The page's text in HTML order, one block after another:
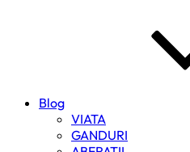
Blog
VIATA
GANDURI